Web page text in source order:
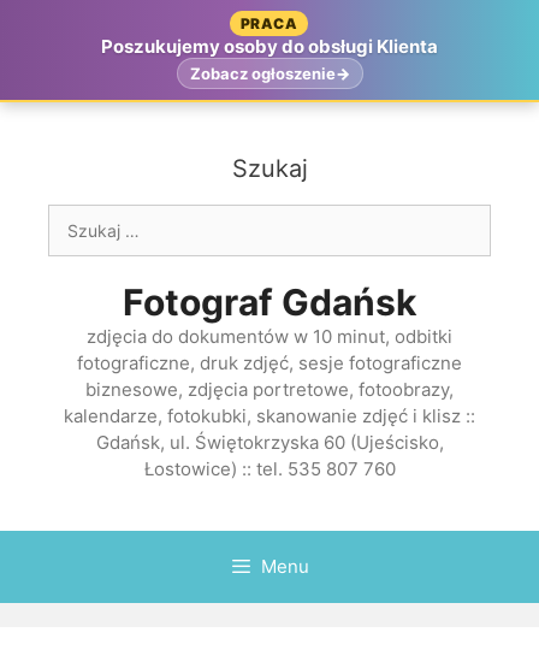
PRACA
Poszukujemy osoby do obsługi Klienta
Zobacz ogłoszenie
Szukaj
Fotograf Gdańsk
zdjęcia do dokumentów w 10 minut, odbitki
fotograficzne, druk zdjęć, sesje fotograficzne
biznesowe, zdjęcia portretowe, fotoobrazy,
kalendarze, fotokubki, skanowanie zdjęć i klisz ::
Gdańsk, ul. Świętokrzyska 60 (Ujeścisko,
Łostowice) :: tel. 535 807 760
Menu